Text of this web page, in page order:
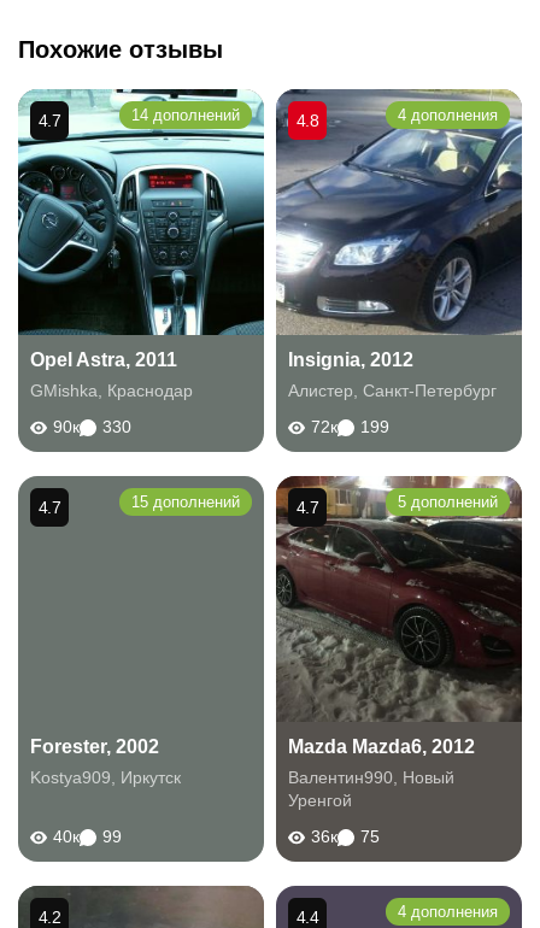
Похожие отзывы
Opel Astra, 2011
GMishka
Краснодар
90к
330
4.7 14 дополнений
Insignia, 2012
Алистер Санкт-Петербург
72к
199
4.8 4 дополнения
Forester, 2002
Kostya909 Иркутск
40к 99
4.7 15 дополнений
Mazda Mazda6, 2012
Валентин990 Новый
Уренгой
36к
75
4.7 5 дополнений
4.2 4.4 4 дополнения